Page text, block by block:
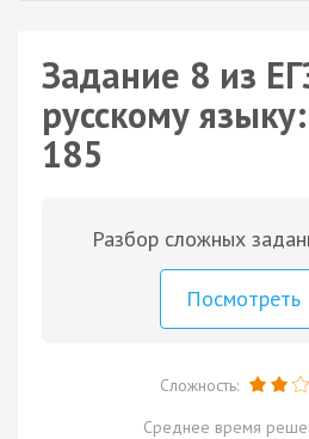
Задание 8 из
русскому
185
Разбор сложных
Посмотреть
Сложность:
Среднее время